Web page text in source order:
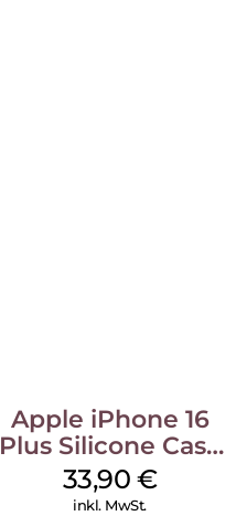
Apple iPhone 16
Plus Silicone Case
MagSafe Lake
Green
33,90 €
inkl. MwSt.